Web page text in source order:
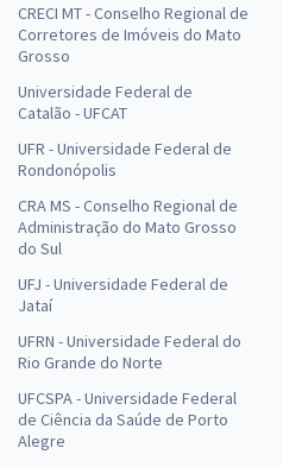
CRECI MT - Conselho Regional de
Corretores de Imóveis do Mato
Grosso
Universidade Federal de
Catalão - UFCAT
UFR - Universidade Federal de
Rondonópolis
CRA MS - Conselho Regional de
Administração do Mato Grosso
do Sul
UFJ - Universidade Federal de
Jataí
UFRN - Universidade Federal do
Rio Grande do Norte
UFCSPA - Universidade Federal
de Ciência da Saúde de Porto
Alegre